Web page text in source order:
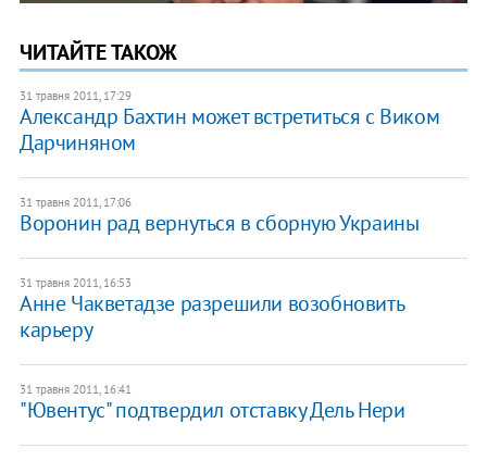
ЧИТАЙТЕ ТАКОЖ
31 травня 2011, 17:29
Александр Бахтин может встретиться с Виком
Дарчиняном
31 травня 2011, 17:06
Воронин рад вернуться в сборную Украины
31 травня 2011, 16:53
Анне Чакветадзе разрешили возобновить
карьеру
31 травня 2011, 16:41
"Ювентус" подтвердил отставку Дель Нери